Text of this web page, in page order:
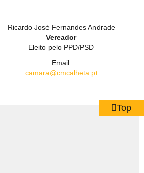
Ricardo José Fernandes Andrade
Vereador
Eleito pelo PPD/PSD
Email:
camara@cmcalheta.pt
Top